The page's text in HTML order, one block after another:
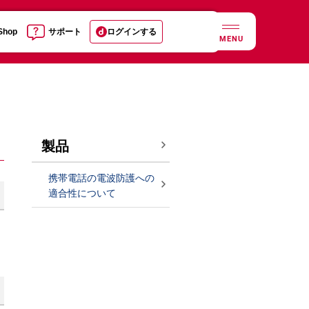
サポート ログインする
MENU
製品
携帯電話の電波防護への
適合性について